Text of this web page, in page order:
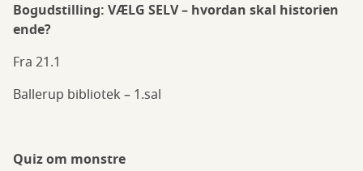
Bogudstilling: VÆLG SELV – hvordan skal historien
ende?
Fra 21.1
Ballerup bibliotek – 1.sal
Quiz om monstre